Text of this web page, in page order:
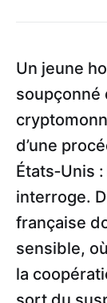
Un jeune
soupçonné
d’une
États‑Unis
interroge.
française
sensible,
la